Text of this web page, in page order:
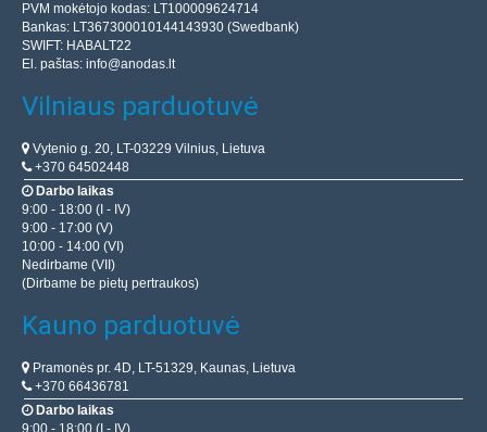
PVM mokėtojo kodas: LT100009624714
Bankas: LT367300010144143930 (Swedbank)
SWIFT: HABALT22
El. paštas: info@anodas.lt
Vilniaus parduotuvė
Vytenio g. 20, LT-03229 Vilnius, Lietuva
+370 64502448
Darbo laikas
9:00 - 18:00 (I - IV)
9:00 - 17:00 (V)
10:00 - 14:00 (VI)
Nedirbame (VII)
(Dirbame be pietų pertraukos)
Kauno parduotuvė
Pramonės pr. 4D, LT-51329, Kaunas, Lietuva
+370 66436781
Darbo laikas